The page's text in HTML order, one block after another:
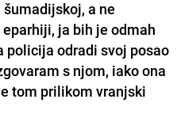
a ne
ja bih je odmah
policija odradi svoj posao
s njom, iako ona
tom prilikom vranjski